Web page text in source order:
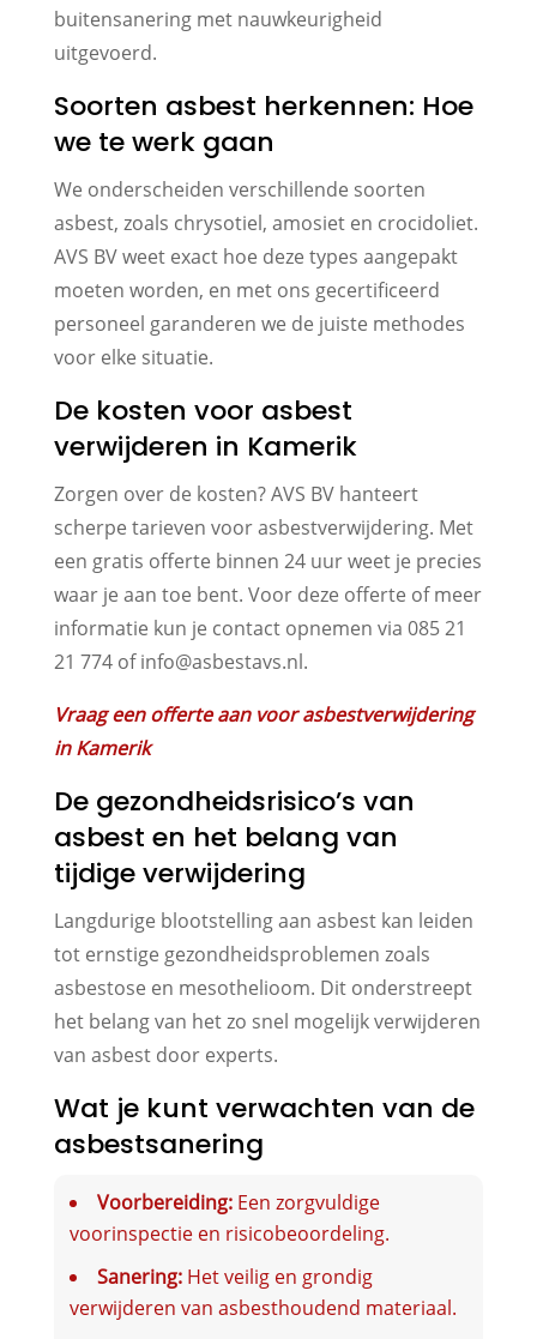
buitensanering met nauwkeurigheid
uitgevoerd.
Soorten asbest herkennen: Hoe
we te werk gaan
We onderscheiden verschillende soorten
asbest, zoals chrysotiel, amosiet en crocidoliet.
AVS BV weet exact hoe deze types aangepakt
moeten worden, en met ons gecertificeerd
personeel garanderen we de juiste methodes
voor elke situatie.
De kosten voor asbest
verwijderen in Kamerik
Zorgen over de kosten? AVS BV hanteert
scherpe tarieven voor asbestverwijdering. Met
een gratis offerte binnen 24 uur weet je precies
waar je aan toe bent. Voor deze offerte of meer
informatie kun je contact opnemen via 085 21
21 774 of info@asbestavs.nl.
Vraag een offerte aan voor asbestverwijdering
in Kamerik
De gezondheidsrisico’s van
asbest en het belang van
tijdige verwijdering
Langdurige blootstelling aan asbest kan leiden
tot ernstige gezondheidsproblemen zoals
asbestose en mesothelioom. Dit onderstreept
het belang van het zo snel mogelijk verwijderen
van asbest door experts.
Wat je kunt verwachten van de
asbestsanering
Voorbereiding:Een zorgvuldige
voorinspectie en risicobeoordeling.
Sanering:Het veilig en grondig
verwijderen van asbesthoudend materiaal.